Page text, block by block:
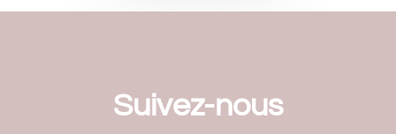
Suivez-nous